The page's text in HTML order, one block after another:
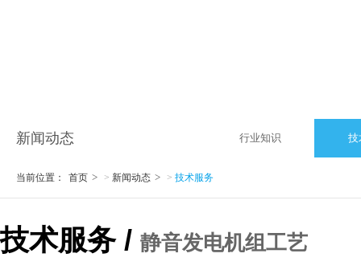
新闻动态 行业知识 技
当前位置： 首页 > 新闻动态 > 技术服务
技术服务 / 静音发电机组工艺